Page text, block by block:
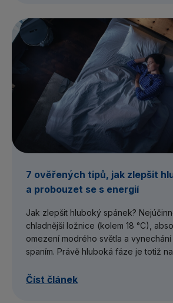
7 ověřených tipů, jak zlepšit
a probouzet se s energií
Jak zlepšit hluboký spánek?
chladnější ložnice (kolem 18 °C),
omezení modrého světla a
spaním. Právě hluboká fáze je totiž
Číst článek